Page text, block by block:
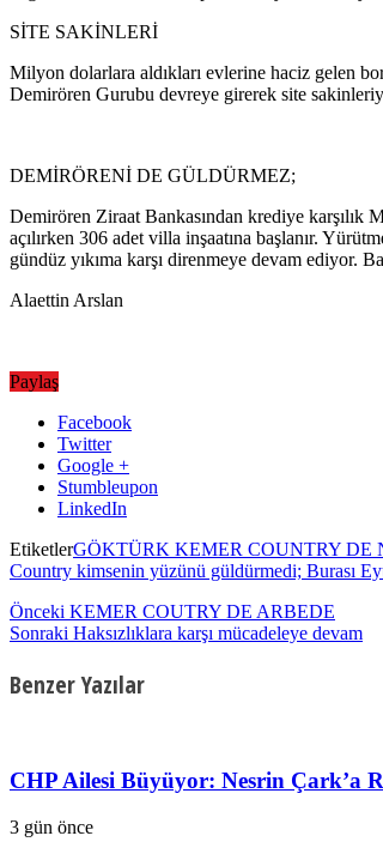
SİTE SAKİNLERİ
Milyon dolarlara aldıkları evlerine haciz gelen
Demirören Gurubu devreye girerek site
DEMİRÖRENİ DE GÜLDÜRMEZ;
Demirören Ziraat Bankasından krediye karşılık
açılırken 306 adet villa inşaatına başlanır.
gündüz yıkıma karşı direnmeye devam ediyor.
Alaettin Arslan
Paylaş
Facebook
Twitter
Google +
Stumbleupon
LinkedIn
EtiketlerGÖKTÜRK KEMER COUNTRY DE
Country kimsenin yüzünü güldürmedi; Burası
Önceki KEMER COUTRY DE ARBEDE
Sonraki Haksızlıklara karşı mücadeleye devam
Benzer Yazılar
CHP Ailesi Büyüyor: Nesrin Çark’a
3 gün önce